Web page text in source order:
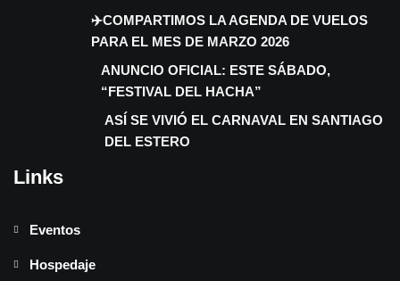
✈️COMPARTIMOS LA AGENDA DE VUELOS
PARA EL MES DE MARZO 2026
ANUNCIO OFICIAL: ESTE SÁBADO,
“FESTIVAL DEL HACHA”
ASÍ SE VIVIÓ EL CARNAVAL EN SANTIAGO
DEL ESTERO
Links
Eventos
Hospedaje